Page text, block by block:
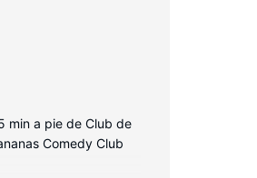
min a pie de Club de
Comedy Club